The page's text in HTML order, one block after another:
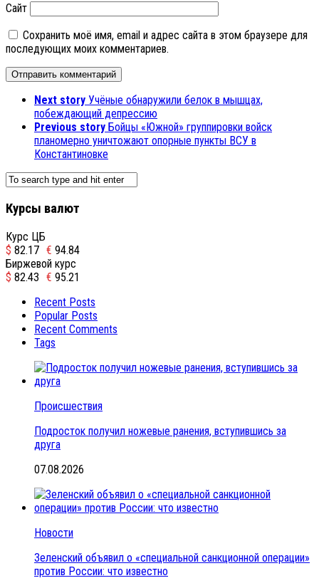
Сайт
Сохранить моё имя, email и адрес сайта в этом браузере для
последующих моих комментариев.
Next story Учёные обнаружили белок в мышцах,
побеждающий депрессию
Previous story Бойцы «Южной» группировки войск
планомерно уничтожают опорные пункты ВСУ в
Константиновке
Курсы валют
Курс ЦБ
$ 82.17 € 94.84
Биржевой курс
$ 82.43 € 95.21
Recent Posts
Popular Posts
Recent Comments
Tags
Происшествия
Подросток получил ножевые ранения, вступившись за
друга
07.08.2026
Новости
Зеленский объявил о «специальной санкционной операции»
против России: что известно